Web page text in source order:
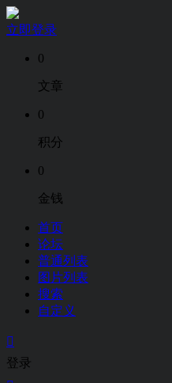
立即登录
0
文章
0
积分
0
金钱
首页
论坛
普通列表
图片列表
搜索
自定义

登录